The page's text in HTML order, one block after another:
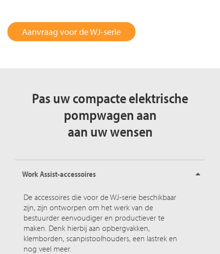
Aanvraag voor de WJ-serie
Pas uw compacte elektrische
pompwagen aan
aan uw wensen
Work Assist-accessoires
De accessoires die voor de WJ-serie beschikbaar
zijn, zijn ontworpen om het werk van de
bestuurder eenvoudiger en productiever te
maken. Denk hierbij aan opbergvakken,
klemborden, scanpistoolhouders, een lastrek en
nog veel meer.